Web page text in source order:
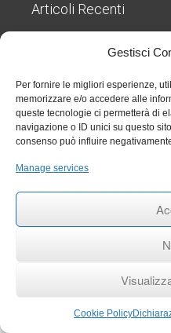
Gestisci
Per fornire le migliori esperienze,
memorizzare e/o accedere alle
queste tecnologie ci permetterà di
navigazione o ID unici su questo
consenso può influire
Manage services
Cookie Policy
Articoli Recenti
per gli studi odontoiatrici
triennio 2023 2025 27
Circolare 006
Rinvio termini per
catastrofali 1 Aprile 2025
TRAPANI
ANDI Trapani- Copyright
Analisi